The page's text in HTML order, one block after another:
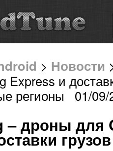
> Новости
Express и
регионы 01/09/
– дроны для